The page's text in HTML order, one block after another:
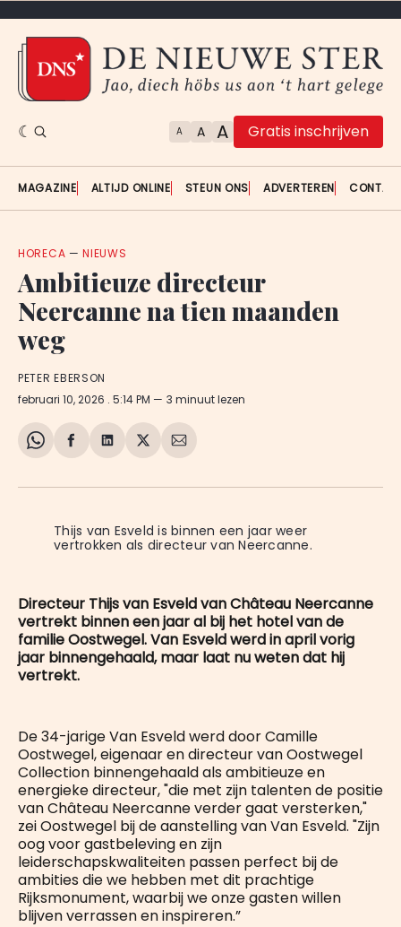
A A A Gratis inschrijven
MAGAZINE ALTIJD ONLINE STEUN ONS ADVERTEREN
HORECA —NIEUWS
Ambitieuze directeur
Neercanne na tien maanden
weg
PETER EBERSON
februari 10, 2026 . 5:14 PM 3 minuut lezen
Share
WhatsApp
Delen
Facebook
Delen
LinkedIn
Share
X
Deel
E-
Thijs van Esveld is binnen een jaar weer
vertrokken als directeur van Neercanne.
Directeur Thijs van Esveld van Château Neercanne
vertrekt binnen een jaar al bij het hotel van de
familie Oostwegel. Van Esveld werd in april vorig
jaar binnengehaald, maar laat nu weten dat hij
vertrekt.
De 34-jarige Van Esveld werd door Camille
Oostwegel, eigenaar en directeur van Oostwegel
Collection binnengehaald als ambitieuze en
energieke directeur, "die met zijn talenten de positie
van Château Neercanne verder gaat versterken,"
zei Oostwegel bij de aanstelling van Van Esveld. "Zijn
oog voor gastbeleving en zijn
leiderschapskwaliteiten passen perfect bij de
ambities die we hebben met dit prachtige
Rijksmonument, waarbij we onze gasten willen
blijven verrassen en inspireren.”